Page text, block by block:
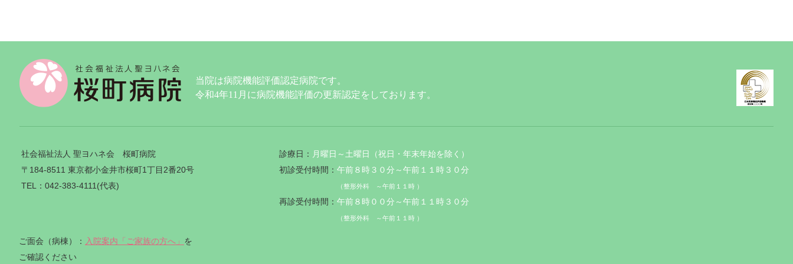
当院は病院機能評価認定病院です。
令和4年11月に病院機能評価の更新認定をしております。
社会福祉法人 聖ヨハネ会 桜町病院
〒184-8511 東京都小金井市桜町1丁目2番20号
TEL：042-383-4111(代表)
診療日： 月曜日～土曜日（祝日・年末年始を除く）
初診受付時間： 午前８時３０分～午前１１時３０分
（整形外科 ～午前１１時 ）
再診受付時間： 午前８時００分～午前１１時３０分
（整形外科 ～午前１１時 ）
ご面会（病棟）： 入院案内「ご家族の方へ」 を
ご確認ください